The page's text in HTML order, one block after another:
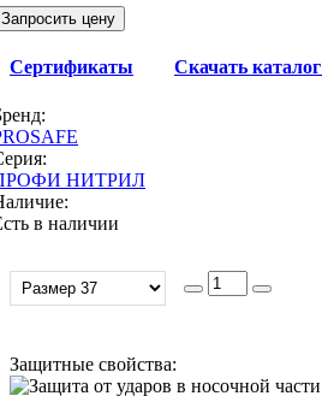
Запросить цену
Сертификаты Скачать каталог
НИТРИЛ
в наличии
Защитные свойства: